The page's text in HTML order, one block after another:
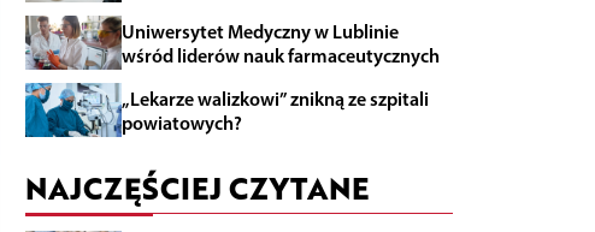
Uniwersytet Medyczny w Lublinie
wśród liderów nauk farmaceutycznych
„Lekarze walizkowi” znikną ze szpitali
powiatowych?
NAJCZĘŚCIEJ CZYTANE